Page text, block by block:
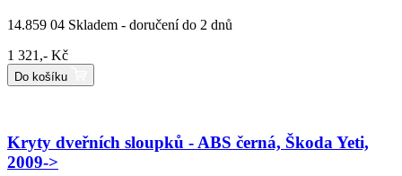
14.859 04 Skladem - doručení do 2 dnů
1 321,- Kč
Do košíku
Kryty dveřních sloupků - ABS černá, Škoda Yeti,
2009->